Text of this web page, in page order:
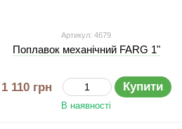
Артикул: 4679
Поплавок механічний FARG 1"
1 110 грн Купити
В наявності